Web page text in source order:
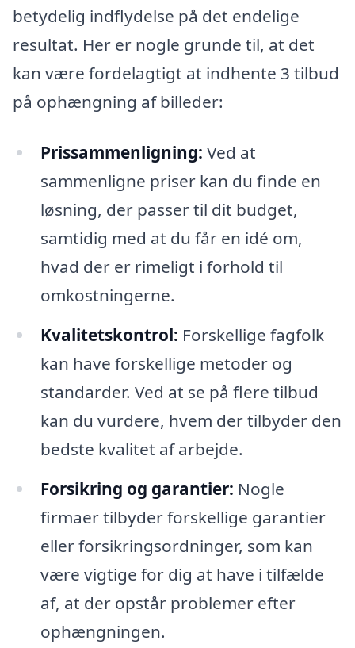
betydelig indflydelse på det endelige
resultat. Her er nogle grunde til, at det
kan være fordelagtigt at indhente 3 tilbud
på ophængning af billeder:
Prissammenligning: Ved at
sammenligne priser kan du finde en
løsning, der passer til dit budget,
samtidig med at du får en idé om,
hvad der er rimeligt i forhold til
omkostningerne.
Kvalitetskontrol: Forskellige fagfolk
kan have forskellige metoder og
standarder. Ved at se på flere tilbud
kan du vurdere, hvem der tilbyder den
bedste kvalitet af arbejde.
Forsikring og garantier: Nogle
firmaer tilbyder forskellige garantier
eller forsikringsordninger, som kan
være vigtige for dig at have i tilfælde
af, at der opstår problemer efter
ophængningen.